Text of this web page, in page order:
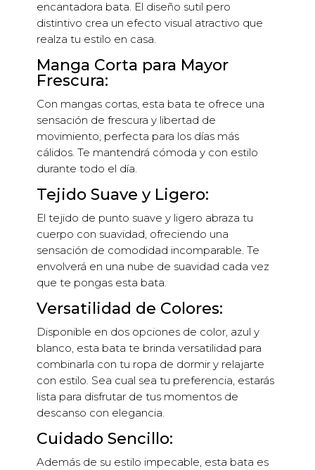
encantadora bata. El diseño sutil pero
distintivo crea un efecto visual atractivo que
realza tu estilo en casa.
Manga Corta para Mayor
Frescura:
Con mangas cortas, esta bata te ofrece una
sensación de frescura y libertad de
movimiento, perfecta para los días más
cálidos. Te mantendrá cómoda y con estilo
durante todo el día.
Tejido Suave y Ligero:
El tejido de punto suave y ligero abraza tu
cuerpo con suavidad, ofreciendo una
sensación de comodidad incomparable. Te
envolverá en una nube de suavidad cada vez
que te pongas esta bata.
Versatilidad de Colores:
Disponible en dos opciones de color, azul y
blanco, esta bata te brinda versatilidad para
combinarla con tu ropa de dormir y relajarte
con estilo. Sea cual sea tu preferencia, estarás
lista para disfrutar de tus momentos de
descanso con elegancia.
Cuidado Sencillo:
Además de su estilo impecable, esta bata es